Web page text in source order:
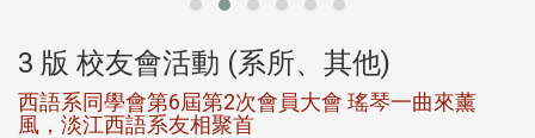
3 版 校友會活動 (系所、其他)
西語系同學會第6屆第2次會員大會 瑤琴一曲來薰
風，淡江西語系友相聚首